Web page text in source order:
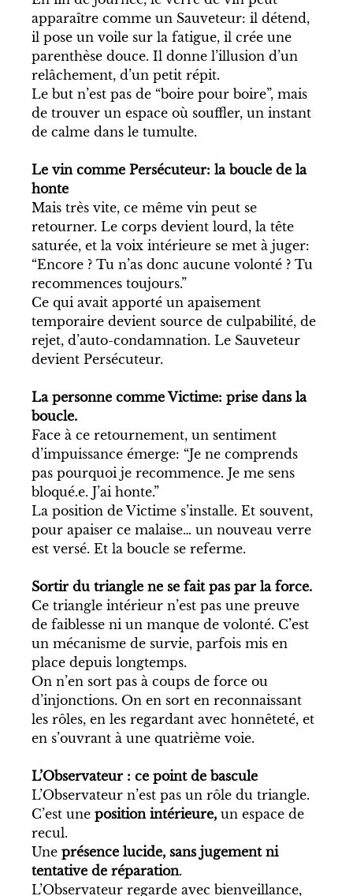
apparaître comme un Sauveteur: il détend,
il pose un voile sur la fatigue, il crée une
parenthèse douce. Il donne l’illusion d’un
relâchement, d’un petit répit.
Le but n’est pas de “boire pour boire”, mais
de trouver un espace où souffler, un instant
de calme dans le tumulte.
Le vin comme Persécuteur: la boucle de la
honte
Mais très vite, ce même vin peut se
retourner. Le corps devient lourd, la tête
saturée, et la voix intérieure se met à juger:
“Encore ? Tu n’as donc aucune volonté ? Tu
recommences toujours.”
Ce qui avait apporté un apaisement
temporaire devient source de culpabilité, de
rejet, d’auto-condamnation. Le Sauveteur
devient Persécuteur.
La personne comme Victime: prise dans la
boucle.
Face à ce retournement, un sentiment
d’impuissance émerge: “Je ne comprends
pas pourquoi je recommence. Je me sens
bloqué.e. J’ai honte.”
La position de Victime s’installe. Et souvent,
pour apaiser ce malaise… un nouveau verre
est versé. Et la boucle se referme.
Sortir du triangle ne se fait pas par la force.
Ce triangle intérieur n’est pas une preuve
de faiblesse ni un manque de volonté. C’est
un mécanisme de survie, parfois mis en
place depuis longtemps.
On n’en sort pas à coups de force ou
d’injonctions. On en sort en reconnaissant
les rôles, en les regardant avec honnêteté, et
en s’ouvrant à une quatrième voie.
L’Observateur : ce point de bascule
L’Observateur n’est pas un rôle du triangle.
C’est une position intérieure, un espace de
recul.
Une présence lucide, sans jugement ni
tentative de réparation.
L’Observateur regarde avec bienveillance,